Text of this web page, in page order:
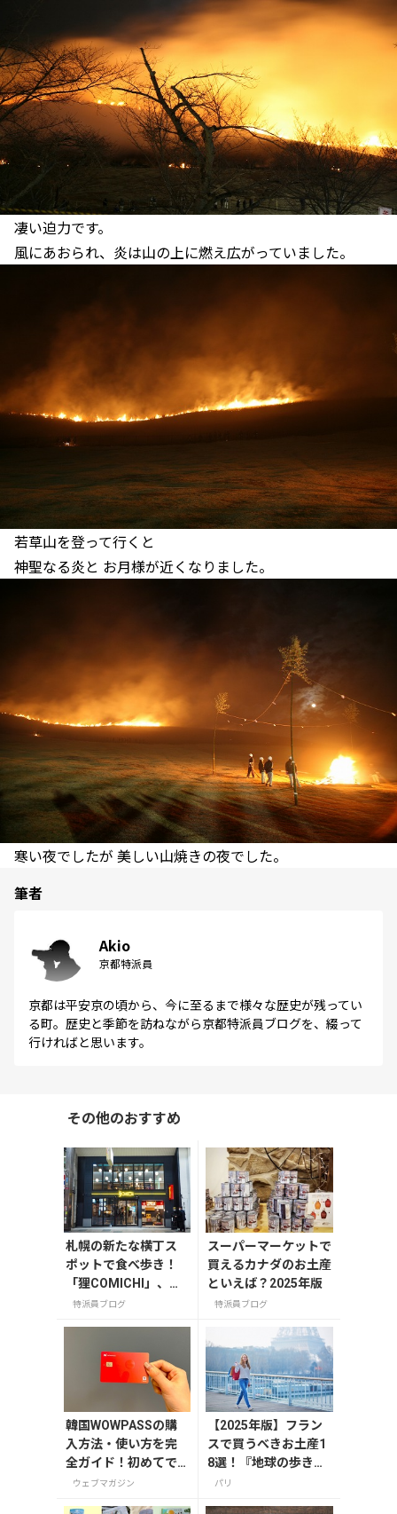
凄い迫力です。
風にあおられ、炎は山の上に燃え広がっていました。
若草山を登って行くと
神聖なる炎と お月様が近くなりました。
寒い夜でしたが 美しい山焼きの夜でした。
筆者
Akio
京都特派員
京都は平安京の頃から、今に至るまで様々な歴史が残ってい
る町。歴史と季節を訪ねながら京都特派員ブログを、綴って
行ければと思います。
その他のおすすめ
札幌の新たな横丁ス
ポットで食べ歩き！
「狸COMICHI」、狸
小路2丁目に8月30日
特派員ブログ
スーパーマーケットで
買えるカナダのお土産
といえば？2025年版
特派員ブログ
韓国WOWPASSの購
入方法・使い方を完
全ガイド！初めてで
も迷わない
ウェブマガジン
【2025年版】フラン
スで買うべきお土産1
8選！『地球の歩き
方』編集者おすすめの
パリ